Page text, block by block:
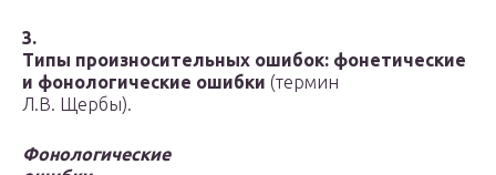
3.
Типы произносительных ошибок: фонетические
и фонологические ошибки (термин
Л.В. Щербы).
Фонологические